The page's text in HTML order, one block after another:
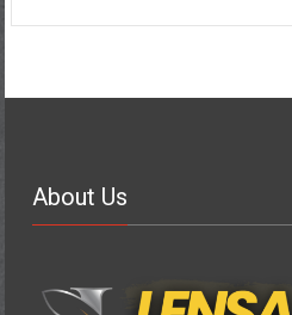
About Us